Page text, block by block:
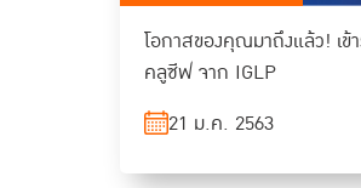
โอกาสของคุณมาถึงแล้ว! เข้าร่วมหลักสูตรสุดเอ็กซ์
คลูซีฟ จาก IGLP
21 ม.ค. 2563